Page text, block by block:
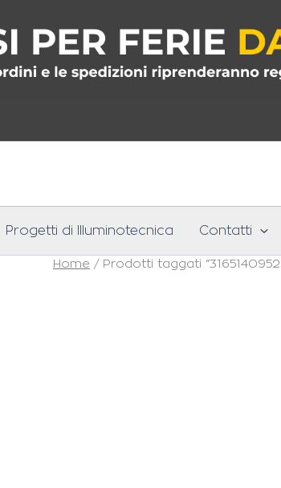
Progetti di Illuminotecnica Contatti
Home / Prodotti taggati